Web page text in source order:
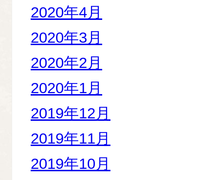
2020年4月
2020年3月
2020年2月
2020年1月
2019年12月
2019年11月
2019年10月